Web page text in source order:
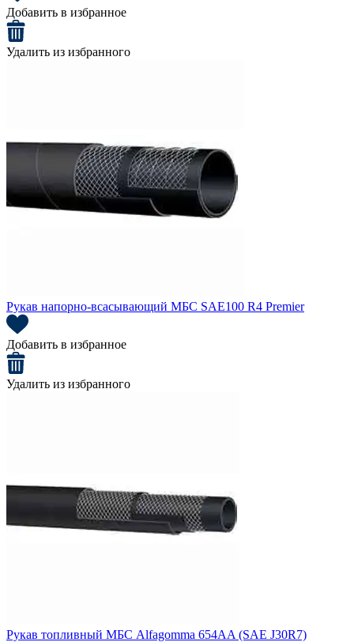
Добавить в избранное
Удалить из избранного
Рукав напорно-всасывающий МБС SAE100 R4 Premier
Добавить в избранное
Удалить из избранного
Рукав топливный МБС Alfagomma 654AA (SAE J30R7)